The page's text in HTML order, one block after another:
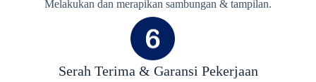
Melakukan dan merapikan sambungan & tampilan.
Serah Terima & Garansi Pekerjaan